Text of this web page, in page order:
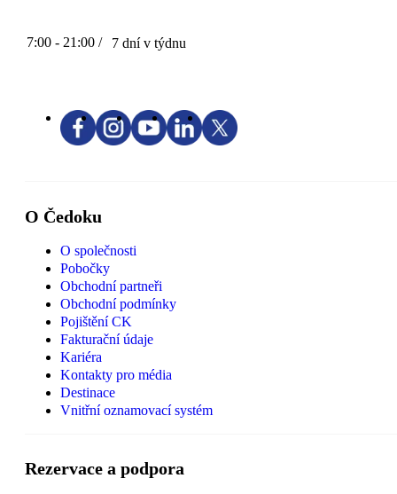
7:00 - 21:00 / 7 dní v týdnu
O Čedoku
O společnosti
Pobočky
Obchodní partneři
Obchodní podmínky
Pojištění CK
Fakturační údaje
Kariéra
Kontakty pro média
Destinace
Vnitřní oznamovací systém
Rezervace a podpora